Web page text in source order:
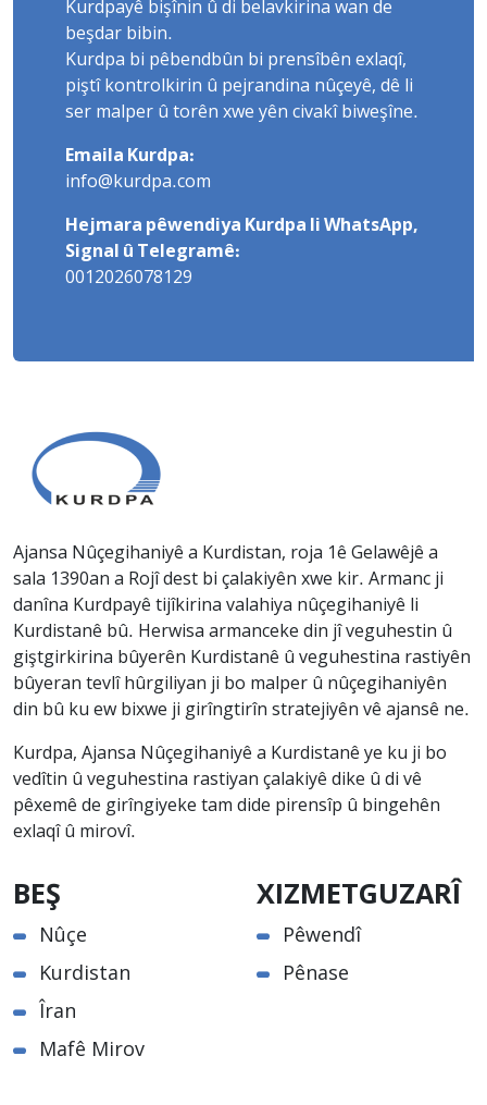
Kurdpayê bişînin û di belavkirina wan de
beşdar bibin.
Kurdpa bi pêbendbûn bi prensîbên exlaqî,
piştî kontrolkirin û pejrandina nûçeyê, dê li
ser malper û torên xwe yên civakî biweşîne.
Emaila Kurdpa:
info@kurdpa.com
Hejmara pêwendiya Kurdpa li WhatsApp,
Signal û Telegramê:
0012026078129
Ajansa Nûçegihaniyê a Kurdistan, roja 1ê Gelawêjê a
sala 1390an a Rojî dest bi çalakiyên xwe kir. Armanc ji
danîna Kurdpayê tijîkirina valahiya nûçegihaniyê li
Kurdistanê bû. Herwisa armanceke din jî veguhestin û
giştgirkirina bûyerên Kurdistanê û veguhestina rastiyên
bûyeran tevlî hûrgiliyan ji bo malper û nûçegihaniyên
din bû ku ew bixwe ji girîngtirîn stratejiyên vê ajansê ne.
Kurdpa, Ajansa Nûçegihaniyê a Kurdistanê ye ku ji bo
vedîtin û veguhestina rastiyan çalakiyê dike û di vê
pêxemê de girîngiyeke tam dide pirensîp û bingehên
exlaqî û mirovî.
BEŞ
Nûçe
Kurdistan
Îran
Mafê Mirov
XIZMETGUZARÎ
Pêwendî
Pênase